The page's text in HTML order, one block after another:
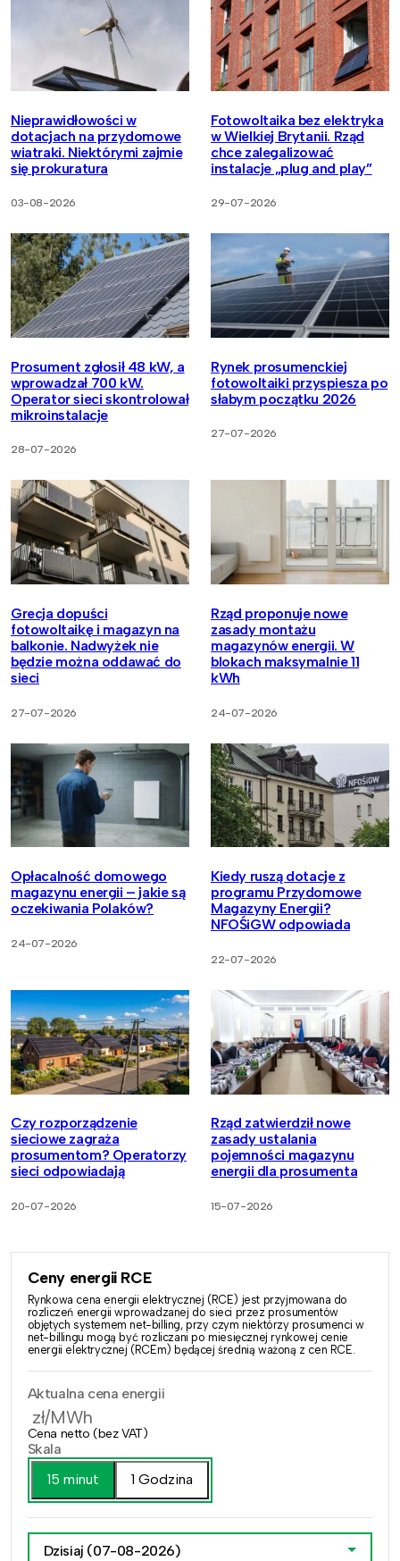
Nieprawidłowości w
dotacjach na przydomowe
wiatraki. Niektórymi zajmie
się prokuratura
03-08-2026
Fotowoltaika bez elektryka
w Wielkiej Brytanii. Rząd
chce zalegalizować
instalacje „plug and play”
29-07-2026
Prosument zgłosił 48 kW, a
wprowadzał 700 kW.
Operator sieci skontrolował
mikroinstalacje
28-07-2026
Rynek prosumenckiej
fotowoltaiki przyspiesza po
słabym początku 2026
27-07-2026
Grecja dopuści
fotowoltaikę i magazyn na
balkonie. Nadwyżek nie
będzie można oddawać do
sieci
27-07-2026
Rząd proponuje nowe
zasady montażu
magazynów energii. W
blokach maksymalnie 11
kWh
24-07-2026
Opłacalność domowego
magazynu energii – jakie są
oczekiwania Polaków?
24-07-2026
Kiedy ruszą dotacje z
programu Przydomowe
Magazyny Energii?
NFOŚiGW odpowiada
22-07-2026
Czy rozporządzenie
sieciowe zagraża
prosumentom? Operatorzy
sieci odpowiadają
20-07-2026
Rząd zatwierdził nowe
zasady ustalania
pojemności magazynu
energii dla prosumenta
15-07-2026
Ceny energii RCE
Rynkowa cena energii elektrycznej (RCE) jest przyjmowana do
rozliczeń energii wprowadzanej do sieci przez prosumentów
objętych systemem net-billing, przy czym niektórzy prosumenci w
net-billingu mogą być rozliczani po miesięcznej rynkowej cenie
energii elektrycznej (RCEm) będącej średnią ważoną z cen RCE.
Aktualna cena energii
zł/MWh
Cena netto (bez VAT)
Skala
15 minut
1 Godzina
Dzisiaj (07-08-2026)